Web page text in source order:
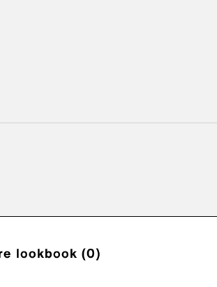
lookbook (0)
CookiesDéclaration d’accessibilité